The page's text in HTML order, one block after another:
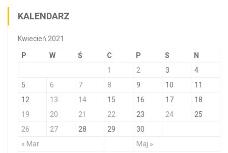
KALENDARZ
Kwiecień 2021
P W Ś C P S N
« Mar Maj »
1 2 3
4
5
6 7 8 9 10
11
12
13 14 15 16 17
18
19
20 21 22 23 24
25
26
27 28 29 30